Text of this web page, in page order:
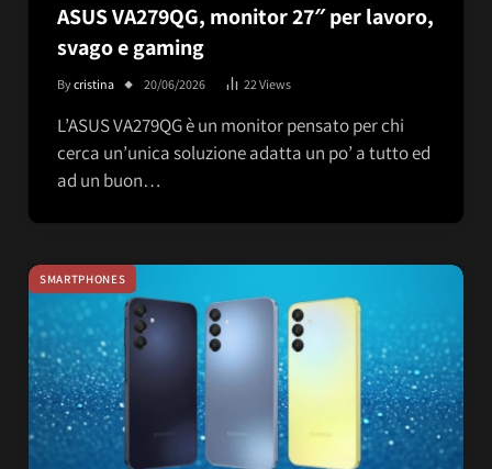
ASUS VA279QG, monitor 27″ per lavoro,
svago e gaming
Bycristina 20/06/2026 22 Views
L’ASUS VA279QG è un monitor pensato per chi
cerca un’unica soluzione adatta un po’ a tutto ed
ad un buon…
SMARTPHONES